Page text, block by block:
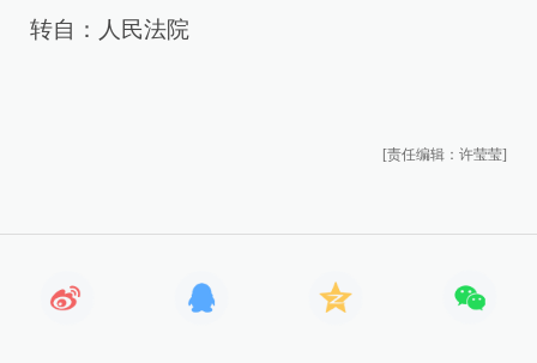
转自：人民法院
[责任编辑：许莹莹]